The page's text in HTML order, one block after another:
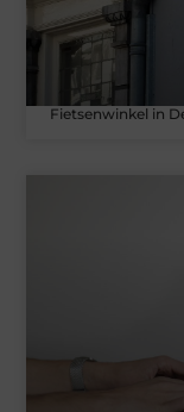
Fietsenwinkel in